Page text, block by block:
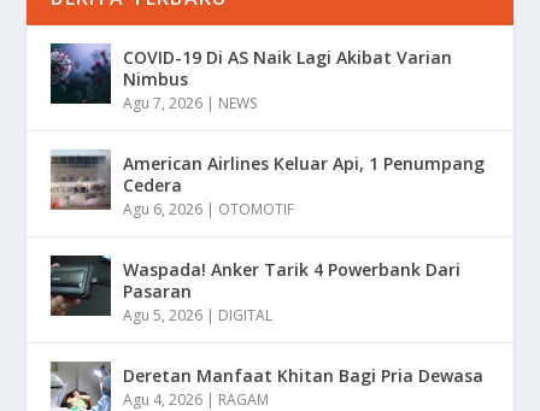
COVID-19 Di AS Naik Lagi Akibat Varian
Nimbus
Agu 7, 2026 | NEWS
American Airlines Keluar Api, 1 Penumpang
Cedera
Agu 6, 2026 | OTOMOTIF
Waspada! Anker Tarik 4 Powerbank Dari
Pasaran
Agu 5, 2026 | DIGITAL
Deretan Manfaat Khitan Bagi Pria Dewasa
Agu 4, 2026 | RAGAM